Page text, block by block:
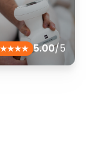
5.00/5